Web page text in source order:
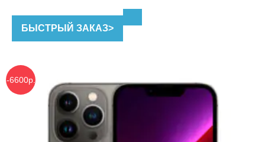
составляла
БЫСТРЫЙ ЗАКАЗ>
-6600р.